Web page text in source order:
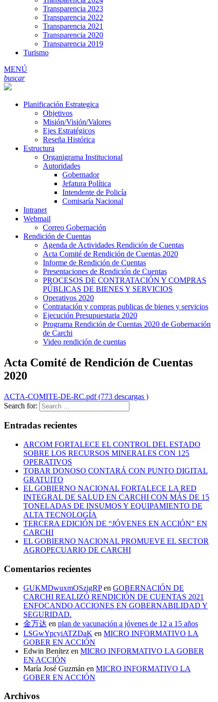
Transparencia 2023
Transparencia 2022
Transparencia 2021
Transparencia 2020
Transparencia 2019
Turismo
MENÚ
buscar
Planificación Estrategica
Objetivos
Misión/Visión/Valores
Ejes Estratégicos
Reseña Histórica
Estructura
Organigrama Institucional
Autoridades
Gobernador
Jefatura Política
Intendente de Policía
Comisaría Nacional
Intranet
Webmail
Correo Gobernación
Rendición de Cuentas
Agenda de Actividades Rendición de Cuentas
Acta Comité de Rendición de Cuentas 2020
Informe de Rendición de Cuentas
Presentaciones de Rendición de Cuentas
PROCESOS DE CONTRATACIÓN Y COMPRAS
PÚBLICAS DE BIENES Y SERVICIOS
Operativos 2020
Contratación y compras publicas de bienes y servicios
Ejecución Presupuestaria 2020
Programa Rendición de Cuentas 2020 de Gobernación
de Carchi
Video rendición de cuentas
Acta Comité de Rendición de Cuentas
2020
ACTA-COMITE-DE-RC.pdf (773 descargas )
Search for:
Entradas recientes
ARCOM FORTALECE EL CONTROL DEL ESTADO
SOBRE LOS RECURSOS MINERALES CON 125
OPERATIVOS
TOBAR DONOSO CONTARÁ CON PUNTO DIGITAL
GRATUITO
EL GOBIERNO NACIONAL FORTALECE LA RED
INTEGRAL DE SALUD EN CARCHI CON MÁS DE 15
TONELADAS DE INSUMOS Y EQUIPAMIENTO DE
ALTA TECNOLOGÍA
TERCERA EDICIÓN DE “JÓVENES EN ACCIÓN” EN
CARCHI
EL GOBIERNO NACIONAL PROMUEVE EL SECTOR
AGROPECUARIO DE CARCHI
Comentarios recientes
GUKMDwuxmOSzigRPen GOBERNACIÓN DE
CARCHI REALIZÓ RENDICIÓN DE CUENTAS 2021
ENFOCANDO ACCIONES EN GOBERNABILIDAD Y
SEGURIDAD.
金万达 en plan de vacunación a jóvenes de 12 a 15 años
LSGwYpcyiATZDaK en MICRO INFORMATIVO LA
GOBER EN ACCIÓN
Edwin Benítez en MICRO INFORMATIVO LA GOBER
EN ACCIÓN
María José Guzmán en MICRO INFORMATIVO LA
GOBER EN ACCIÓN
Archivos